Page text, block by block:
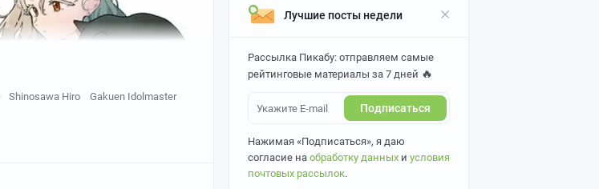
Лучшие посты недели
Рассылка Пикабу: отправляем самые
рейтинговые материалы за 7 дней 🔥
Подписаться
Нажимая «Подписаться», я даю
согласие на обработку данных и условия
почтовых рассылок.
Shinosawa Hiro Gakuen Idolmaster